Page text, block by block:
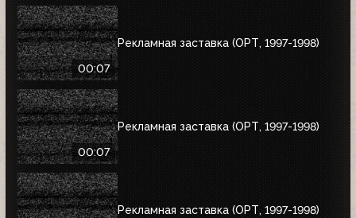
00:07
Рекламная заставка (ОРТ, 1997-1998)
00:07
Рекламная заставка (ОРТ, 1997-1998)
Рекламная заставка (ОРТ, 1997-1998)